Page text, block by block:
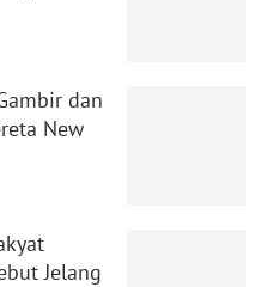
dan
New
Jelang